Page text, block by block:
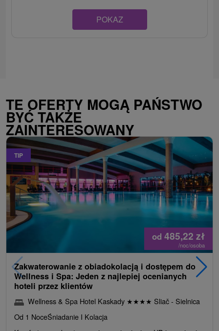
POKAZ
TE OFERTY MOGĄ PAŃSTWO
BYĆ TAKŻE
ZAINTERESOWANY
TIP
od 485,22 zł
/noc/osoba
Zakwaterowanie z obiadokolacją i dostępem do
Wellness i Spa: Jeden z najlepiej ocenianych
hoteli przez klientów
Wellness & Spa Hotel Kaskady ★★★★ Sliač - Sielnica
Od 1 NoceŚniadanie I Kolacja